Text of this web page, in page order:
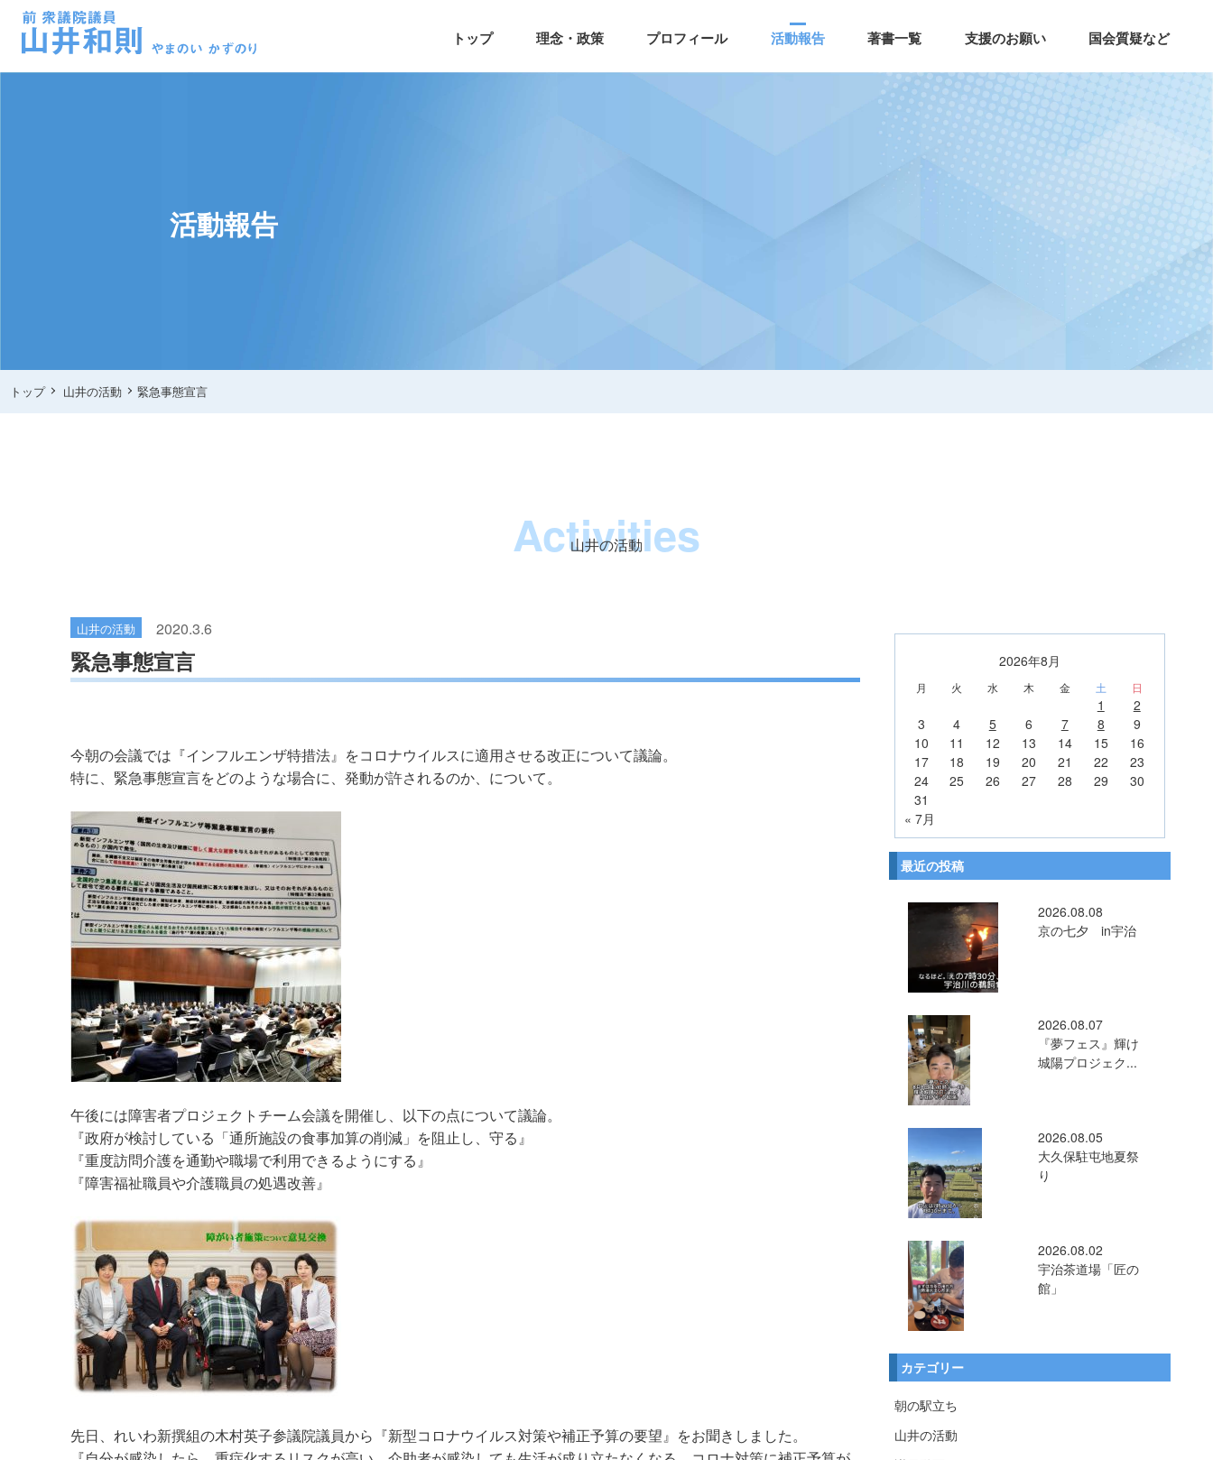
トップ 理念・政策 プロフィール 活動報告 著書一覧 支援のお願い 国会質疑など
活動報告
トップ 山井の活動 緊急事態宣言
Activities
山井の活動
山井の活動 2020.3.6
緊急事態宣言
今朝の会議では『インフルエンザ特措法』をコロナウイルスに適用させる改正について議論。
特に、緊急事態宣言をどのような場合に、発動が許されるのか、について。
午後には障害者プロジェクトチーム会議を開催し、以下の点について議論。
『政府が検討している「通所施設の食事加算の削減」を阻止し、守る』
『重度訪問介護を通勤や職場で利用できるようにする』
『障害福祉職員や介護職員の処遇改善』
先日、れいわ新撰組の木村英子参議院議員から『新型コロナウイルス対策や補正予算の要望』をお聞きしました。
2026年8月
月 火 水 木 金 土 日
1
2
3
4 5 6 7 8
9
10
11 12 13 14 15
16
17
18 19 20 21 22
23
24
25 26 27 28 29
30
31
« 7月
最近の投稿
2026.08.08
京の七夕 in宇治
2026.08.07
『夢フェス』輝け
城陽プロジェク...
2026.08.05
大久保駐屯地夏祭
り
2026.08.02
宇治茶道場「匠の
館」
カテゴリー
朝の駅立ち
山井の活動